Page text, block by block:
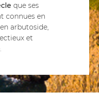
que ses
connues en
arbutoside,
et